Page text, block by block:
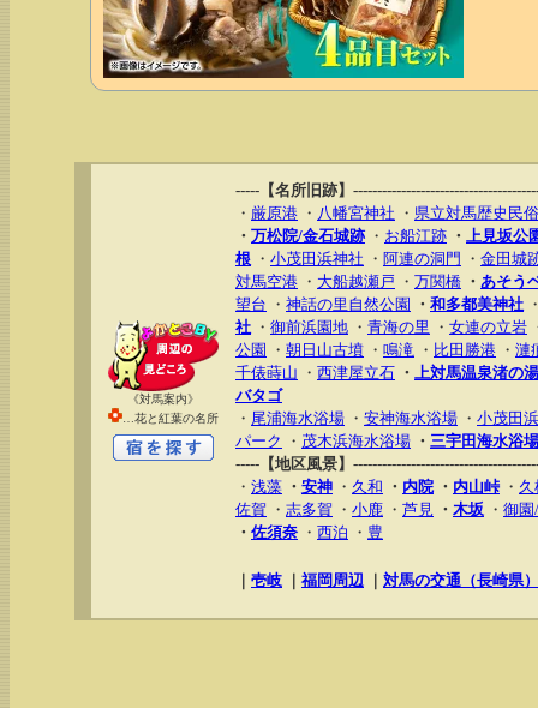
《対馬案内》
…花と紅葉の名所
-----【名所旧跡】
・ 厳原港 ・ 八幡宮神社 ・ 県立対馬歴史民
・ 万松院/金石城跡・ お船江跡 ・ 上見坂公
根 ・ 小茂田浜神社 ・ 阿連の洞門 ・ 金田城
対馬空港 ・ 大船越瀬戸 ・ 万関橋 ・ あそう
望台 ・ 神話の里自然公園 ・ 和多都美神社
社 ・ 御前浜園地 ・ 青海の里 ・ 女連の立岩
公園
・ 朝日山古墳 ・ 鳴滝 ・ 比田勝港 ・ 漣
千俵蒔山 ・ 西津屋立石 ・ 上対馬温泉渚の湯
バタゴ
・ 尾浦海水浴場 ・ 安神海水浴場 ・ 小茂田
パーク
・ 茂木浜海水浴場 ・ 三宇田海水浴場
-----【地区風景】
・ 浅藻 ・ 安神 ・ 久和 ・ 内院 ・ 内山峠・
佐賀 ・ 志多賀 ・ 小鹿 ・ 芦見 ・ 木坂 ・ 御園
・ 佐須奈 ・ 西泊 ・ 豊
壱岐 福岡周辺 対馬の交通（長崎県）